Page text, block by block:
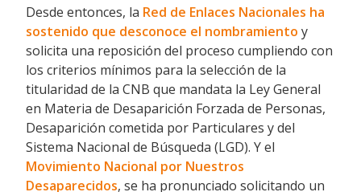
Desde entonces, la Red de Enlaces Nacionales ha
sostenido que desconoce el nombramiento y
solicita una reposición del proceso cumpliendo con
los criterios mínimos para la selección de la
titularidad de la CNB que mandata la Ley General
en Materia de Desaparición Forzada de Personas,
Desaparición cometida por Particulares y del
Sistema Nacional de Búsqueda (LGD). Y el
Movimiento Nacional por Nuestros
Desaparecidos, se ha pronunciado solicitando un